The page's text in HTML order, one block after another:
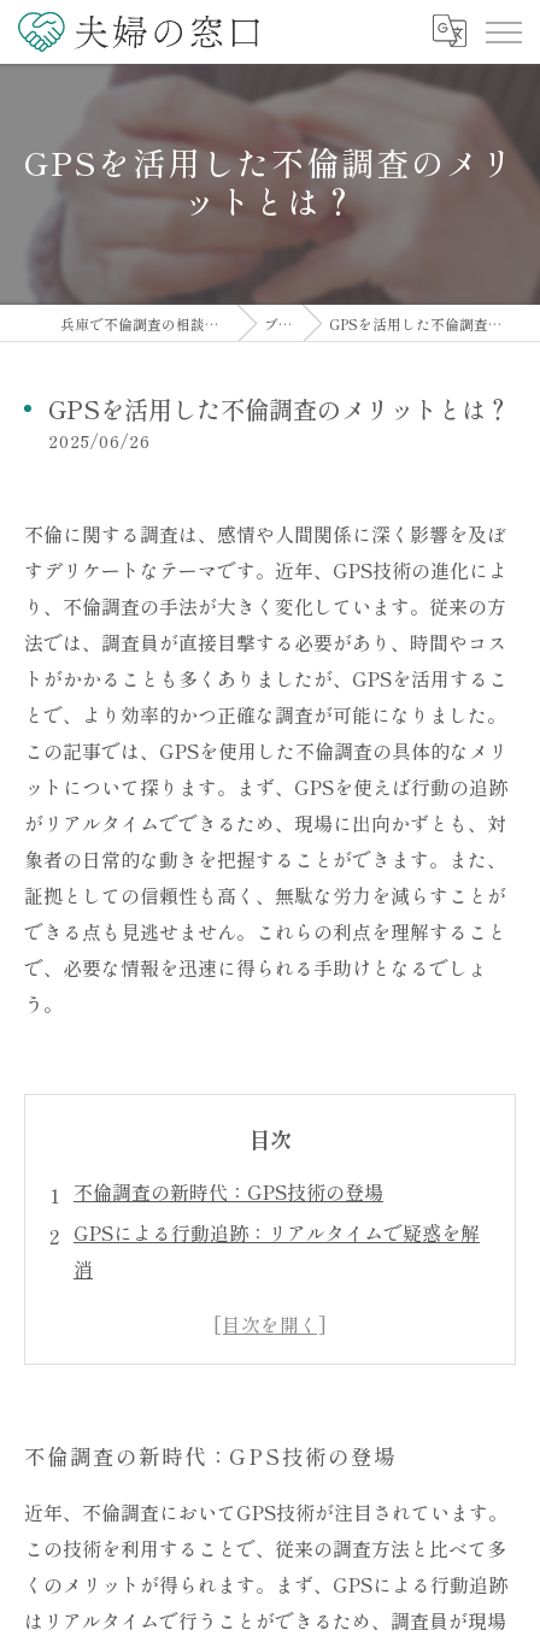
GPSを活用した不倫調査のメリ
ットとは？
兵庫で不倫調査の相談なら夫婦の窓口 ブログ GPSを活用した不倫調査のメリットとは？
GPSを活用した不倫調査のメリットとは？
2025/06/26
不倫に関する調査は、感情や人間関係に深く影響を及ぼ
すデリケートなテーマです。近年、GPS技術の進化によ
り、不倫調査の手法が大きく変化しています。従来の方
法では、調査員が直接目撃する必要があり、時間やコス
トがかかることも多くありましたが、GPSを活用するこ
とで、より効率的かつ正確な調査が可能になりました。
この記事では、GPSを使用した不倫調査の具体的なメリ
ットについて探ります。まず、GPSを使えば行動の追跡
がリアルタイムでできるため、現場に出向かずとも、対
象者の日常的な動きを把握することができます。また、
証拠としての信頼性も高く、無駄な労力を減らすことが
できる点も見逃せません。これらの利点を理解すること
で、必要な情報を迅速に得られる手助けとなるでしょ
う。
目次
不倫調査の新時代：GPS技術の登場
GPSによる行動追跡：リアルタイムで疑惑を解
消
不倫の真実を暴く：証拠としての信頼性を高め
心の負担を軽減：GPSで得られる安心感
不倫調査におけるGPSの効果：ケーススタディ
から学ぶ
まとめ：GPSが変える不倫調査の未来
不倫調査の新時代：GPS技術の登場
近年、不倫調査においてGPS技術が注目されています。
この技術を利用することで、従来の調査方法と比べて多
くのメリットが得られます。まず、GPSによる行動追跡
はリアルタイムで行うことができるため、調査員が現場